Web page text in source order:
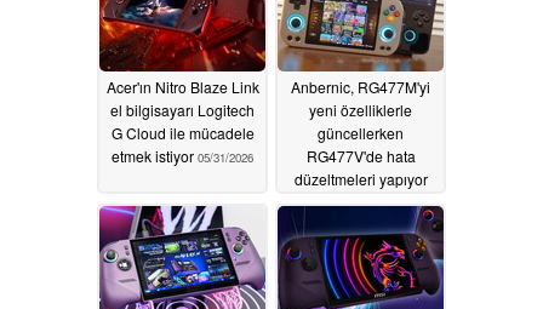
Acer'ın Nitro Blaze Link
el bilgisayarı Logitech
G Cloud ile mücadele
etmek istiyor 05/31/2026
Anbernic, RG477M'yi
yeni özelliklerle
güncellerken
RG477V'de hata
düzeltmeleri yapıyor
05/30/2026